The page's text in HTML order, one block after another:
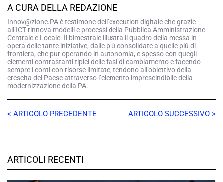
A CURA DELLA REDAZIONE
Innov@zione.PA è testimone dell’execution digitale che grazie
all’ICT rinnova modelli e processi della Pubblica Amministrazione
Centrale e Locale. Il bimestrale illustra il quadro della messa in
opera delle tante iniziative, dalle più consolidate a quelle più di
frontiera, che pur operando in autonomia, e spesso con quegli
elementi contrastanti tipici delle fasi di cambiamento e facendo
sempre i conti con risorse limitate, tendono all’obiettivo della
crescita del Paese attraverso l’elemento imprescindibile della
modernizzazione della PA.
< ARTICOLO PRECEDENTE ARTICOLO SUCCESSIVO >
ARTICOLI RECENTI